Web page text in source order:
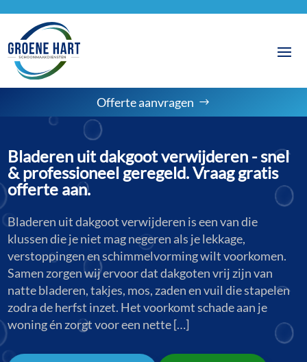
Offerte aanvragen
Bladeren uit dakgoot verwijderen - snel
& professioneel geregeld. Vraag gratis
offerte aan.
Bladeren uit dakgoot verwijderen is een van die
klussen die je niet mag negeren als je lekkage,
verstoppingen en schimmelvorming wilt voorkomen.
Samen zorgen wij ervoor dat dakgoten vrij zijn van
natte bladeren, takjes, mos, zaden en vuil die stapelen
zodra de herfst inzet. Het voorkomt schade aan je
woning én zorgt voor een nette […]